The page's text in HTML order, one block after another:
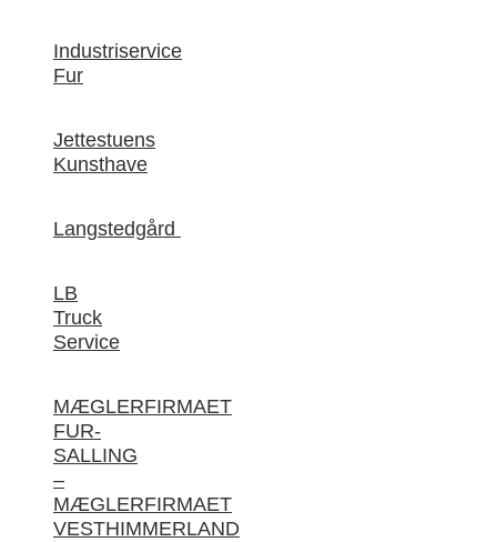
Industriservice
Fur
Jettestuens
Kunsthave
Langstedgård
LB
Truck
Service
MÆGLERFIRMAET
FUR-
SALLING
–
MÆGLERFIRMAET
VESTHIMMERLAND